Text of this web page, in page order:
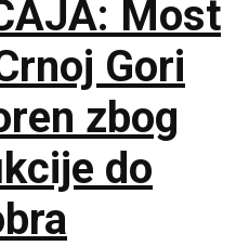
Most
Gori
zbog
do